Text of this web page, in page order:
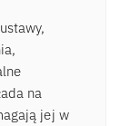
na
jej w